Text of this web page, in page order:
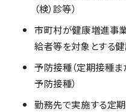
（検）診等）
市町村が健康増進事
給者等を対象とする健
予防接種（定期接種ま
予防接種）
勤務先で実施する定期